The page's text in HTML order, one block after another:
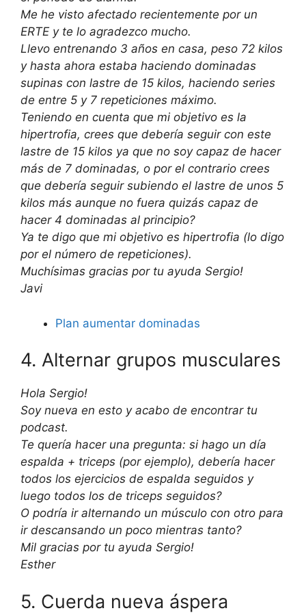
Me he visto afectado recientemente por un
ERTE y te lo agradezco mucho.
Llevo entrenando 3 años en casa, peso 72 kilos
y hasta ahora estaba haciendo dominadas
supinas con lastre de 15 kilos, haciendo series
de entre 5 y 7 repeticiones máximo.
Teniendo en cuenta que mi objetivo es la
hipertrofia, crees que debería seguir con este
lastre de 15 kilos ya que no soy capaz de hacer
más de 7 dominadas, o por el contrario crees
que debería seguir subiendo el lastre de unos 5
kilos más aunque no fuera quizás capaz de
hacer 4 dominadas al principio?
Ya te digo que mi objetivo es hipertrofia (lo digo
por el número de repeticiones).
Muchísimas gracias por tu ayuda Sergio!
Javi
Plan aumentar dominadas
4. Alternar grupos musculares
Hola Sergio!
Soy nueva en esto y acabo de encontrar tu
podcast.
Te quería hacer una pregunta: si hago un día
espalda + triceps (por ejemplo), debería hacer
todos los ejercicios de espalda seguidos y
luego todos los de triceps seguidos?
O podría ir alternando un músculo con otro para
ir descansando un poco mientras tanto?
Mil gracias por tu ayuda Sergio!
Esther
5. Cuerda nueva áspera